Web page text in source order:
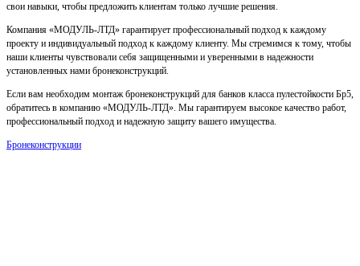
свои навыки, чтобы предложить клиентам только лучшие решения.
Компания «МОДУЛЬ-ЛТД» гарантирует профессиональный подход к каждому
проекту и индивидуальный подход к каждому клиенту. Мы стремимся к тому, чтобы
наши клиенты чувствовали себя защищенными и уверенными в надежности
установленных нами бронеконструкций.
Если вам необходим монтаж бронеконструкций для банков класса пулестойкости Бр5,
обратитесь в компанию «МОДУЛЬ-ЛТД». Мы гарантируем высокое качество работ,
профессиональный подход и надежную защиту вашего имущества.
Бронеконструкции